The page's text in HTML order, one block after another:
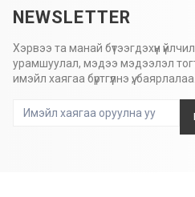
NEWSLETTER
Хэрвээ та манай бүтээгдэхүүн
урамшуулал, мэдээ мэдээлэл
имэйл хаягаа бүртгүүлнэ үү, баярлалаа.